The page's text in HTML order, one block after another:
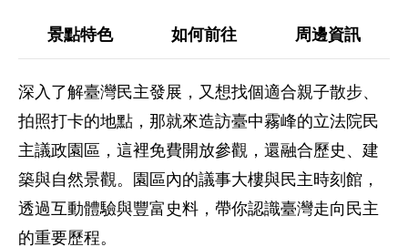
景點特色 如何前往 周邊資訊
深入了解臺灣民主發展，又想找個適合親子散步、
拍照打卡的地點，那就來造訪臺中霧峰的立法院民
主議政園區，這裡免費開放參觀，還融合歷史、建
築與自然景觀。園區內的議事大樓與民主時刻館，
透過互動體驗與豐富史料，帶你認識臺灣走向民主
的重要歷程。